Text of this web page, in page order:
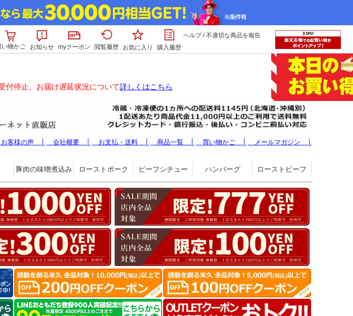
い物かご
お知らせ myクーポン 閲覧履歴 お気に入り 購入履歴
ヘルプ/不適切な商品を報告
付停止、お届け遅延状況について詳しくはこちら
客様の声 │ 会社概要 │ お支払・送料 │ 商品一覧 │ 買い物かご │
メールマガジン │
豚肉の味噌煮込み ローストポーク ビーフシチュー ハンバーグ ローストビーフ